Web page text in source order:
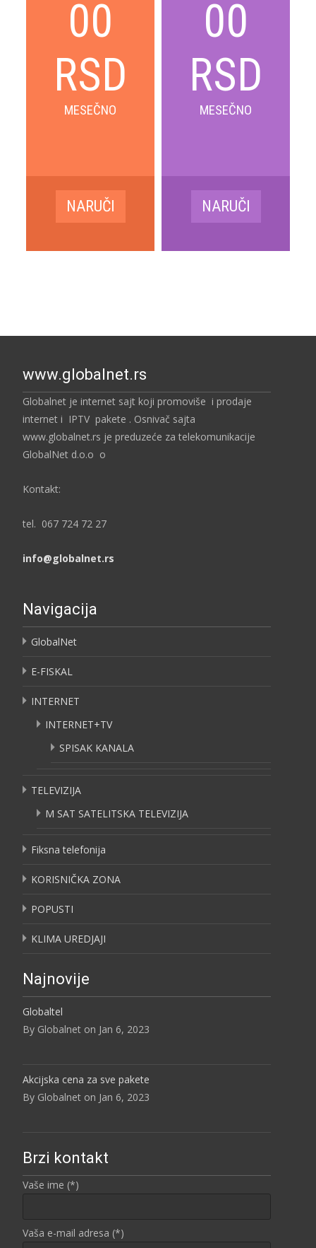
00
RSD
MESEČNO
NARUČI
00
RSD
MESEČNO
NARUČI
www.globalnet.rs
Globalnet je internet sajt koji promoviše i prodaje
internet i IPTV pakete . Osnivač sajta
www.globalnet.rs je preduzeće za telekomunikacije
GlobalNet d.o.o o
Kontakt:
tel. 067 724 72 27
info@globalnet.rs
Navigacija
GlobalNet
E-FISKAL
INTERNET
INTERNET+TV
SPISAK KANALA
TELEVIZIJA
M SAT SATELITSKA TELEVIZIJA
Fiksna telefonija
KORISNIČKA ZONA
POPUSTI
KLIMA UREDJAJI
Najnovije
Globaltel
By Globalnet on Jan 6, 2023
Akcijska cena za sve pakete
By Globalnet on Jan 6, 2023
Brzi kontakt
Vaše ime (*)
Vaša e-mail adresa (*)